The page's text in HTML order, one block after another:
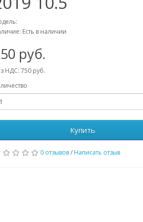
Есть в наличии
руб.
НДС: 750 руб.
Купить
0 отзывов/ Написать отзыв